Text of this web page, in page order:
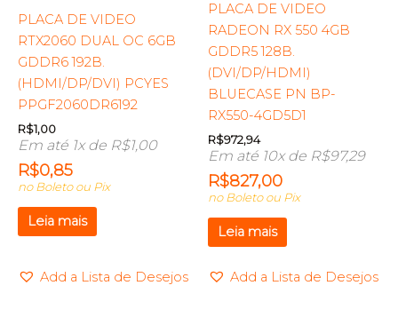
PLACA DE VIDEO
RTX2060 DUAL OC 6GB
GDDR6 192B.
(HDMI/DP/DVI) PCYES
PPGF2060DR6192
R$1,00
Em até 1x de R$1,00
R$0,85
no Boleto ou Pix
Leia mais
Add a Lista de Desejos
PLACA DE VIDEO
RADEON RX 550 4GB
GDDR5 128B.
(DVI/DP/HDMI)
BLUECASE PN BP-
RX550-4GD5D1
R$972,94
Em até 10x de R$97,29
R$827,00
no Boleto ou Pix
Leia mais
Add a Lista de Desejos